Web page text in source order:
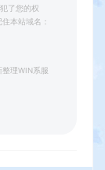
了您的权
本站域名：
理WIN系服